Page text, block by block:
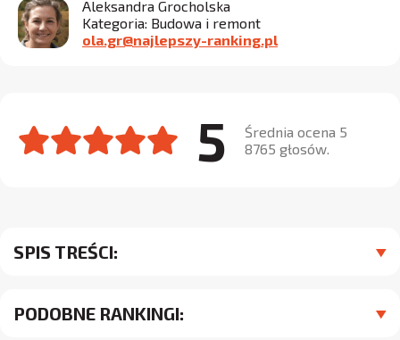
SPIS TREŚCI:
PODOBNE RANKINGI:
Aleksandra Grocholska
Kategoria: Budowa i remont
ola.gr@najlepszy-ranking.pl
5
Średnia ocena 5
8765 głosów.